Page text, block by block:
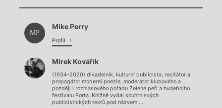
Chviličku.
MP
Mike Perry
Profil
Mirek Kovářík
(1934–2020) divadelník, kulturní publicista, recitátor a
propagátor moderní poezie, moderátor klubového a
později i rozhlasového pořadu Zelené peří a hudebního
festivalu Porta. Knižně vydal souhrn svých
publicistických textů pod názvem ...